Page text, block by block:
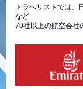
トラベリストでは、
など
70社以上の航空会社